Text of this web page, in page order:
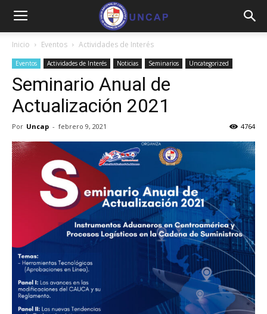
Inicio Eventos Actividades de Interés
Eventos Actividades de Interés Noticias Seminarios Uncategorized
Seminario Anual de
Actualización 2021
Por Uncap - febrero 9, 2021 4764